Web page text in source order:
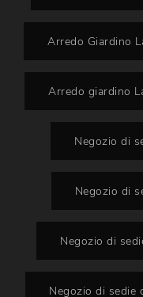
Arredo Giardino
Arredo giardino
Negozio di
Negozio di
Negozio di
Negozio di sedie